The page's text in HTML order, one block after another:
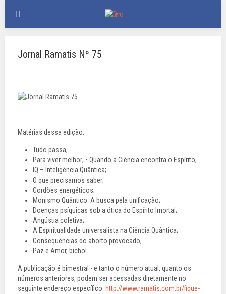
Jornal Ramatis Nº 75
Matérias dessa edição:
Tudo passa;
Para viver melhor; • Quando a Ciência encontra o Espírito;
IQ – Inteligência Quântica;
O que precisamos saber;
Cordões energéticos;
Monismo Quântico: A busca pela unificação;
Doenças psíquicas sob a ótica do Espírito Imortal;
Angústia coletiva;
A Espiritualidade universalista na Ciência Quântica;
Consequências do aborto provocado;
Paz e Amor, bicho!
A publicação é bimestral - e tanto o número atual, quanto os
números anteriores, podem ser acessadas diretamente no
seguinte endereço específico: http://www.ramatis.com.br/fique-